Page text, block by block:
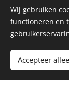
Maak
Wij gebruiken
functioneren en
Accepteer